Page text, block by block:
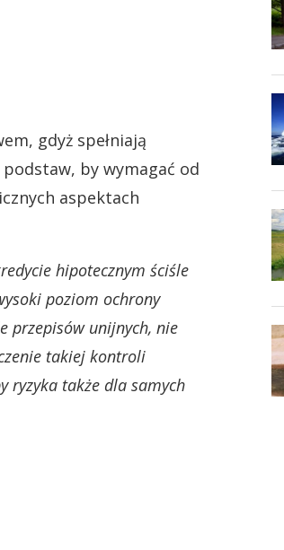
gdyż spełniają
by wymagać od
aspektach
hipotecznym ściśle
poziom ochrony
przepisów unijnych, nie
takiej kontroli
ryzyka także dla samych